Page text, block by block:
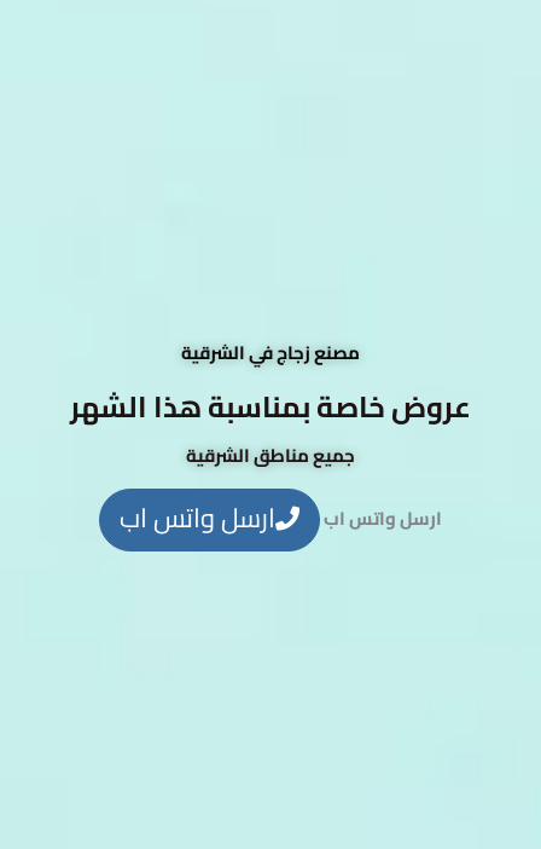
مصنع زجاج في الشرقية
عروض خاصة بمناسبة هذا الشهر
جميع مناطق الشرقية
ارسل واتس اب
ارسل واتس اب